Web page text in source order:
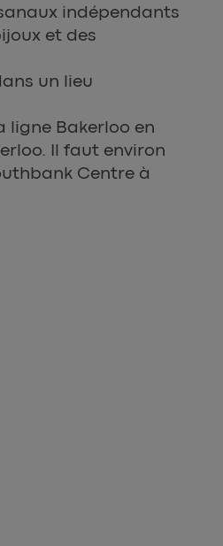
indépendants
et des
un lieu
ligne Bakerloo en
Il faut environ
Centre à